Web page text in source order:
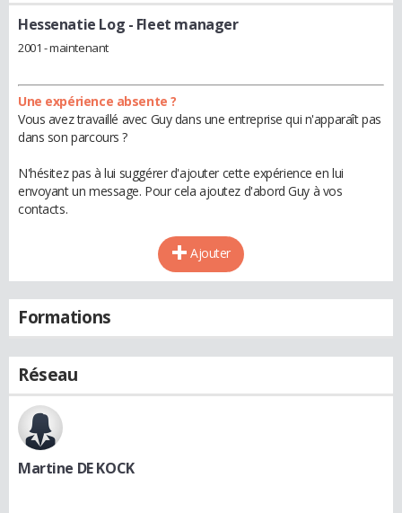
Hessenatie Log - Fleet manager
2001 - maintenant
Une expérience absente ?
Vous avez travaillé avec Guy dans une entreprise qui n'apparaît pas
dans son parcours ?
N'hésitez pas à lui suggérer d'ajouter cette expérience en lui
envoyant un message. Pour cela ajoutez d'abord Guy à vos
contacts.
Ajouter
Formations
Réseau
Martine DE KOCK